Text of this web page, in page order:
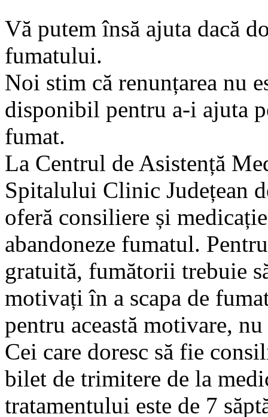
Vă putem însă ajuta dacă
fumatului.
Noi stim că renunțarea nu
disponibil pentru a-i ajuta
fumat.
La Centrul de Asistență
Spitalului Clinic Județean
oferă consiliere și
abandoneze fumatul.
gratuită, fumătorii trebuie
motivați în a scapa de
pentru această motivare,
Cei care doresc să fie
bilet de trimitere de la
tratamentului este de 7